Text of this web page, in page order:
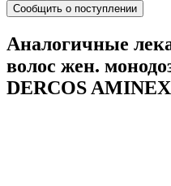
Сообщить о поступлении
Аналогичные
волос жен.
DERCOS